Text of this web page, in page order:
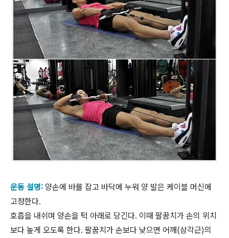
운동 설명: 양손에 바를 잡고 바닥에 누워 양 발은 케이블 머신에
고정한다.
호흡을 내쉬며 양손을 턱 아래로 당긴다. 이때 팔꿈치가 손의 위치
보다 높게 오도록 한다. 팔꿈치가 손보다 낮으면 어깨(삼각근)의